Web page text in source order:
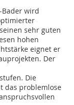
wird
sehr guten
hohen
eignet er
Der
Die
das problemlose